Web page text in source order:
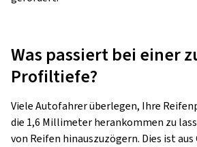
Was passiert bei einer
Profiltiefe?
Viele Autofahrer überlegen, Ihre
die 1,6 Millimeter herankommen zu
von Reifen hinauszuzögern. Dies ist aus